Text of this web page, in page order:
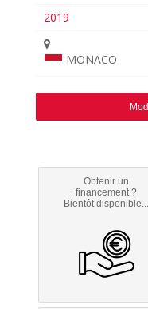
2019
MONACO
Obtenir un
financement ?
Bientôt disponible...